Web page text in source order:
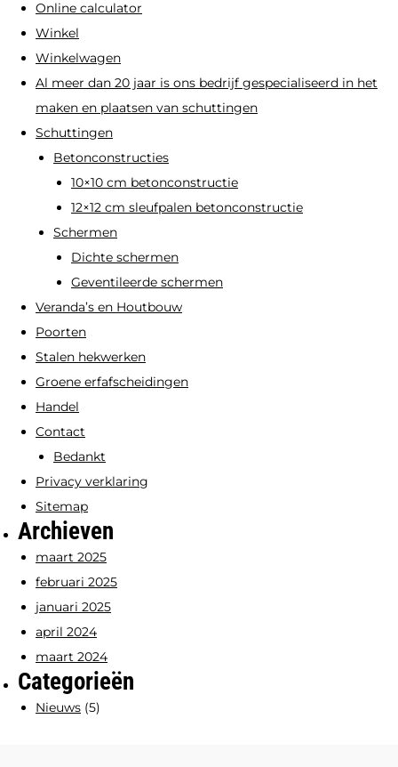
Online calculator
Winkel
Winkelwagen
Al meer dan 20 jaar is ons bedrijf gespecialiseerd in het
maken en plaatsen van schuttingen
Schuttingen
Betonconstructies
10×10 cm betonconstructie
12×12 cm sleufpalen betonconstructie
Schermen
Dichte schermen
Geventileerde schermen
Veranda’s en Houtbouw
Poorten
Stalen hekwerken
Groene erfafscheidingen
Handel
Contact
Bedankt
Privacy verklaring
Sitemap
Archieven
maart 2025
februari 2025
januari 2025
april 2024
maart 2024
Categorieën
Nieuws (5)